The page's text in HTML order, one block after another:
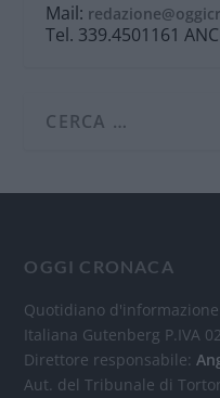
Mail:
Tel. 339.4501161
OGGI CRONACA
Quotidiano
Italiana Gutenberg P.IVA
Direttore responsabile:
Aut. del Tribunale di